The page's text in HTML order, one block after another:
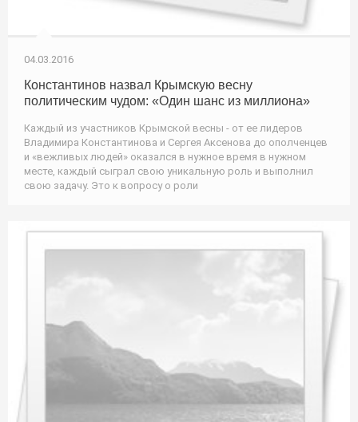
04.03.2016
Константинов назвал Крымскую весну
политическим чудом: «Один шанс из миллиона»
Каждый из участников Крымской весны - от ее лидеров
Владимира Константинова и Сергея Аксенова до ополченцев
и «вежливых людей» оказался в нужное время в нужном
месте, каждый сыграл свою уникальную роль и выполнил
свою задачу. Это к вопросу о роли